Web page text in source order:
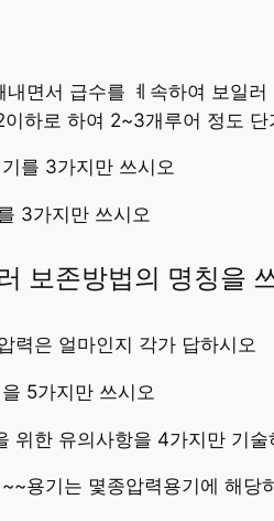
면서 급수를 ㅖ속하여 보일
하로 하여 2~3개루어 정도
를 3가지만 쓰시오
3가지만 쓰시오
보존방법의 명칭을
력은 얼마인지 각가 답하시오
5가지만 쓰시오
위한 유의사항을 4가지만 기술
용기는 몇종압력용기에 해